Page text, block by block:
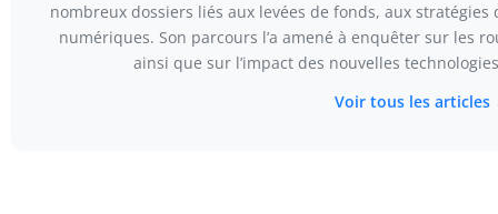
nombreux dossiers liés aux levées de fonds, aux stratégies
numériques. Son parcours l’a amené à enquêter sur les
ainsi que sur l’impact des nouvelles
Voir tous les